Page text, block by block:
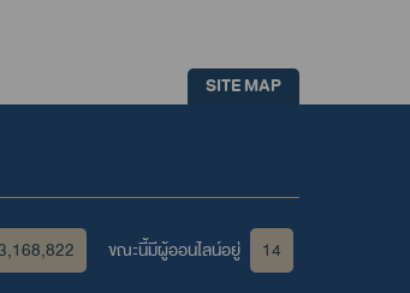
SITE MAP
ขณะนี้มีผู้ออนไลน์อยู่
14